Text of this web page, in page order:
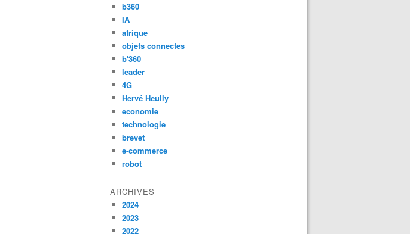
b360
IA
afrique
objets connectes
b'360
leader
4G
Hervé Heully
economie
technologie
brevet
e-commerce
robot
ARCHIVES
2024
2023
2022